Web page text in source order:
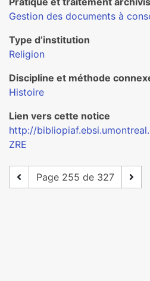
Gestion des documents à
Type d’institution
Religion
Discipline et méthode
Histoire
Lien vers cette notice
http://
ZRE
Page 255 de 327